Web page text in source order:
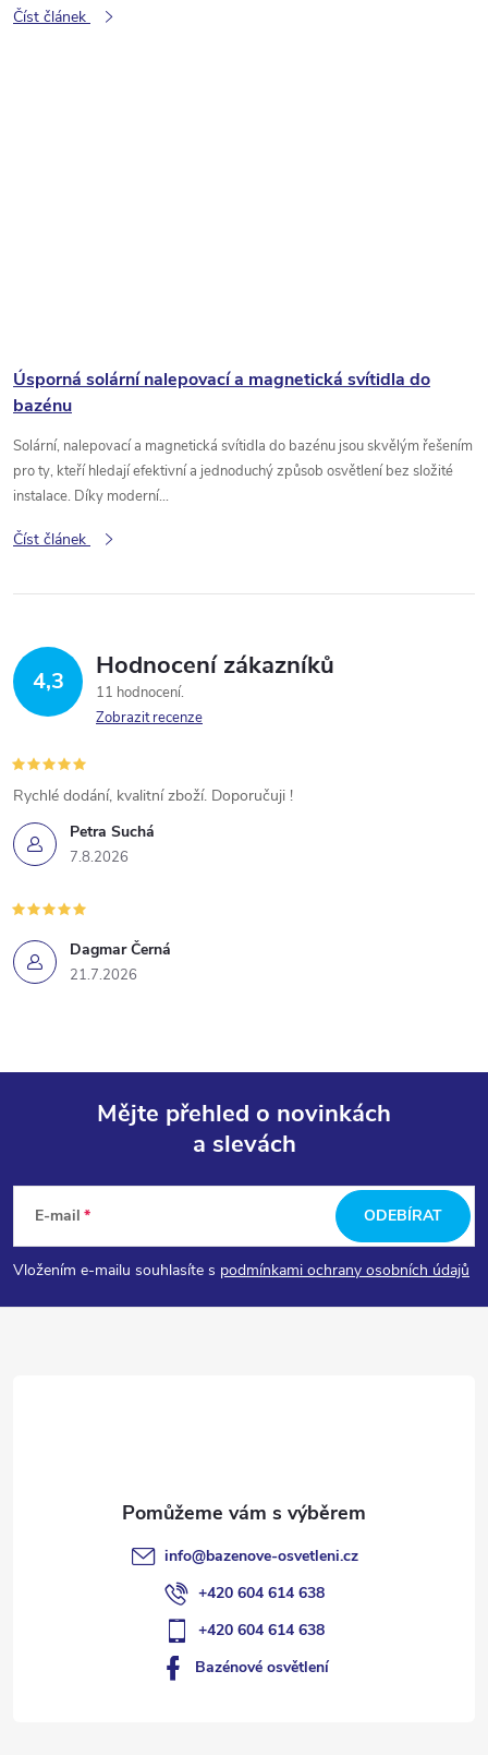
Číst článek
Úsporná solární nalepovací a magnetická svítidla do
bazénu
Solární, nalepovací a magnetická svítidla do bazénu jsou skvělým řešením
pro ty, kteří hledají efektivní a jednoduchý způsob osvětlení bez složité
instalace. Díky moderní...
Číst článek
4,3 Hodnocení zákazníků
11 hodnocení
Zobrazit recenze
Petra Suchá
7.8.2026
Rychlé dodání, kvalitní zboží. Doporučuji !
Dagmar Černá
21.7.2026
p
a
Mějte přehled o novinkách
a slevách
E-mail
Vložením e-mailu souhlasíte s podmínkami ochrany osobních údajů
ODEBÍRAT
info@bazenove-osvetleni.cz
+420 604 614 638
+420 604 614 638
Bazénové osvětlení